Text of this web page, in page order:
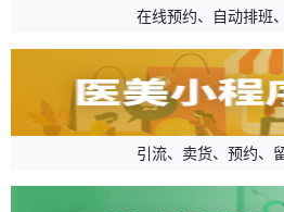
在线预约、自动排班
引流、卖货、预约、